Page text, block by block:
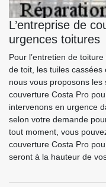
L’entreprise de
urgences toitures
Pour l’entretien de
de toit, les tuiles cassées
nous vous proposons
couverture Costa Pro
intervenons en urgence
selon votre demande
tout moment, vous
couverture Costa Pro
seront à la hauteur de